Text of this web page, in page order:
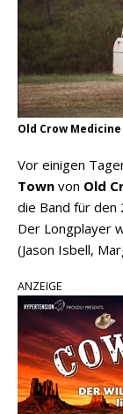
Old Crow
Vor einigen
Town von Old
die Band für den
Der Longplayer
(Jason Isbell,
ANZEIGE